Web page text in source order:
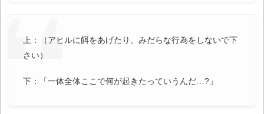
上：（アヒルに餌をあげたり、みだらな行為をしないで下
さい）
下：「一体全体ここで何が起きたっていうんだ…?」